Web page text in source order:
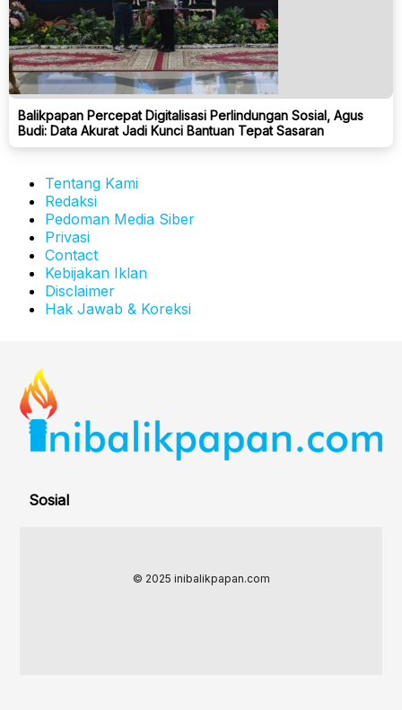
Balikpapan Percepat Digitalisasi Perlindungan Sosial, Agus
Budi: Data Akurat Jadi Kunci Bantuan Tepat Sasaran
Tentang Kami
Redaksi
Pedoman Media Siber
Privasi
Contact
Kebijakan Iklan
Disclaimer
Hak Jawab & Koreksi
Sosial
© 2025 inibalikpapan.com